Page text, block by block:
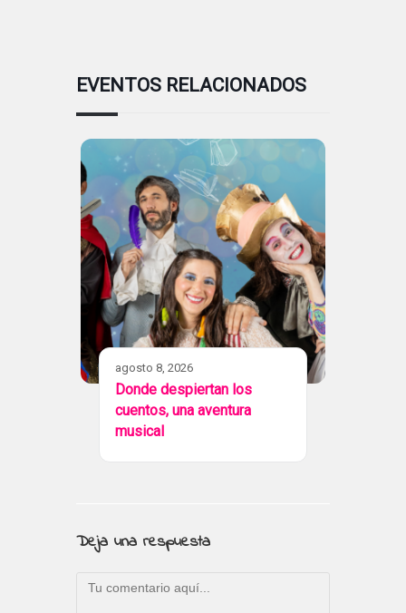
EVENTOS RELACIONADOS
agosto 8, 2026
Donde despiertan los
cuentos, una aventura
musical
Deja una respuesta
Comentario